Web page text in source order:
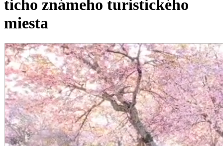
ticho známeho turistického
miesta